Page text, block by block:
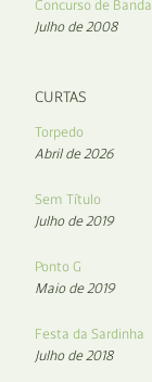
Concurso de
Julho de 2008
CURTAS
Torpedo
Abril de 2026
Sem Título
Julho de 2019
Ponto G
Maio de 2019
Festa da Sardinha
Julho de 2018